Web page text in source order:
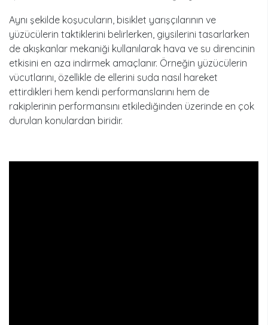
Aynı şekilde koşucuların, bisiklet yarışçılarının ve
yüzücülerin taktiklerini belirlerken, giysilerini tasarlarken
de akışkanlar mekaniği kullanılarak hava ve su direncinin
etkisini en aza indirmek amaçlanır. Örneğin yüzücülerin
vücutlarını, özellikle de ellerini suda nasıl hareket
ettirdikleri hem kendi performanslarını hem de
rakiplerinin performansını etkilediğinden üzerinde en çok
durulan konulardan biridir.